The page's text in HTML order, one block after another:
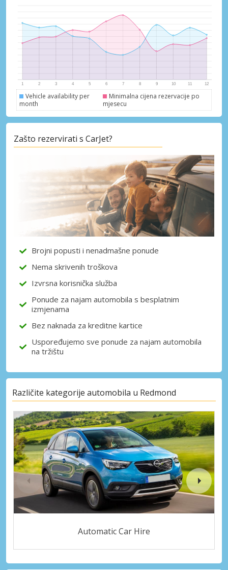
Vehicle availability per
month
Minimalna cijena rezervacije po
mjesecu
Zašto rezervirati s CarJet?
Brojni popusti i nenadmašne ponude
Nema skrivenih troškova
Izvrsna korisnička služba
Ponude za najam automobila s besplatnim
izmjenama
Bez naknada za kreditne kartice
Uspoređujemo sve ponude za najam automobila
na tržištu
Različite kategorije automobila u Redmond
Automatic Car Hire
Posebni popusti
Pristupite ekskluzivnim ponudama naših
dobavljača
Prijava putem eLinka